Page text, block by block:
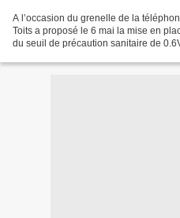
A l’occasion du grenelle de la
Toits a proposé le 6 mai la mise en
du seuil de précaution sanitaire de